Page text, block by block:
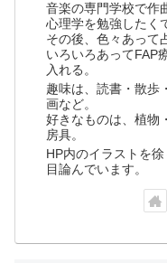
音楽の専門学校で作
心理学を勉強したく
その後、色々あって
いろいろあってFAP
入れる。
趣味は、読書・散歩
画など。
好きなものは、植物
房具。
HP内のイラストを
目論んでいます。